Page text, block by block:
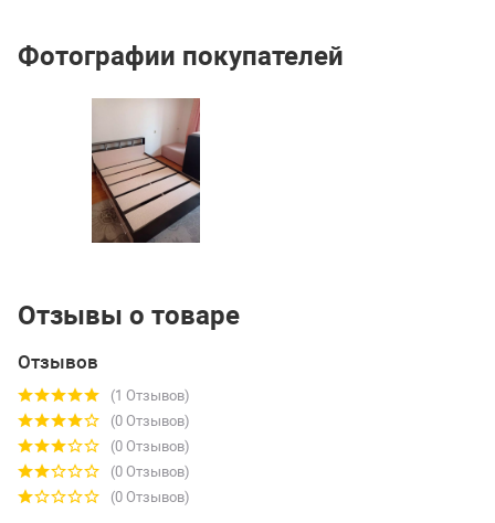
Фотографии покупателей
Отзывы о товаре
Отзывов
(1 Отзывов)
(0 Отзывов)
(0 Отзывов)
(0 Отзывов)
(0 Отзывов)